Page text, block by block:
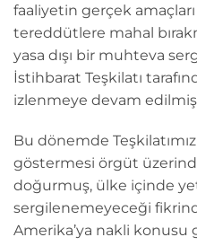
faaliyetin gerçek amaçları
tereddütlere mahal
yasa dışı bir muhteva
İstihbarat Teşkilatı
izlenmeye devam
Bu dönemde
göstermesi örgüt
doğurmuş, ülke içinde
sergilenemeyeceği
Amerika’ya nakli